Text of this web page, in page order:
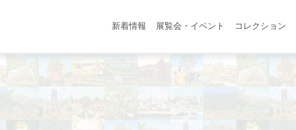
新着情報 展覧会・イベント コレクション